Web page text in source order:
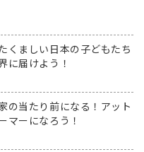
くましい日本の子どもたち
に届けよう！
の当たり前になる！アット
マーになろう！